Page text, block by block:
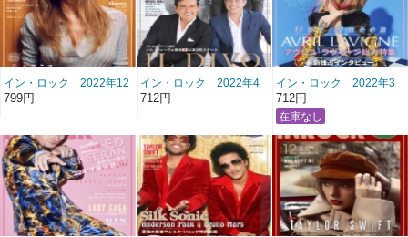
イン・ロック 2022年12
月号 雑誌/BN-468
799円
イン・ロック 2022年4
月号 雑誌/BN-460
712円
イン・ロック 2022年3
月号 雑誌/BN-459
712円